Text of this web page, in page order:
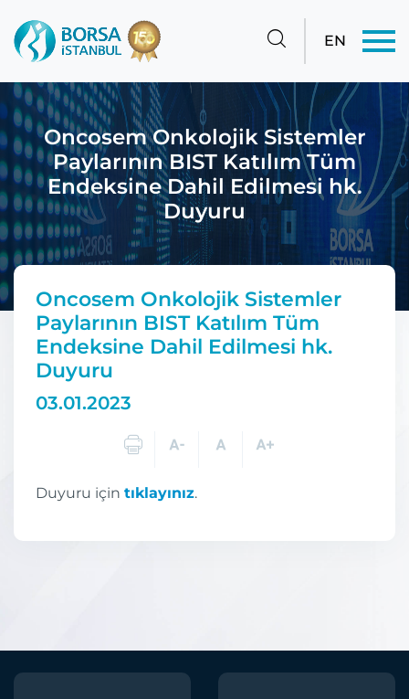
EN
Oncosem Onkolojik Sistemler
Paylarının BIST Katılım Tüm
Endeksine Dahil Edilmesi hk.
Duyuru
Oncosem Onkolojik Sistemler
Paylarının BIST Katılım Tüm
Endeksine Dahil Edilmesi hk.
Duyuru
03.01.2023
Duyuru için tıklayınız.